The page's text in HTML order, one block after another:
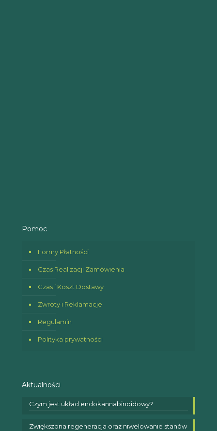
Pomoc
Formy Płatności
Czas Realizacji Zamówienia
Czas i Koszt Dostawy
Zwroty i Reklamacje
Regulamin
Polityka prywatności
Aktualności
Czym jest układ endokannabinoidowy?
Zwiększona regeneracja oraz niwelowanie stanów